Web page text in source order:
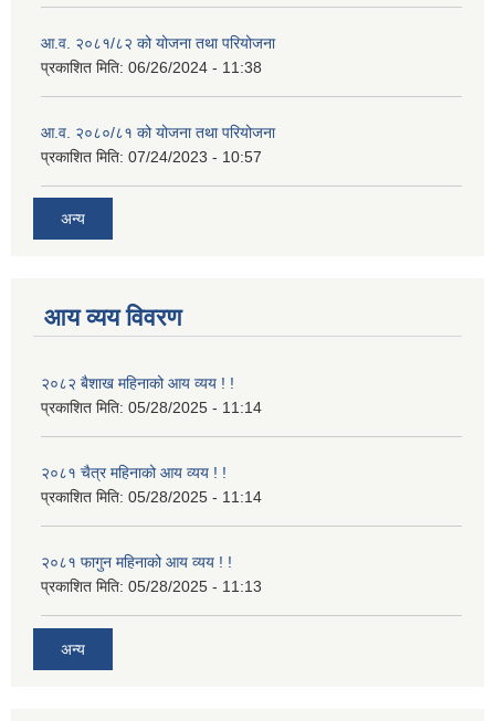
आ.व. २०८१/८२ को योजना तथा परियोजना
प्रकाशित मिति: 06/26/2024 - 11:38
आ.व. २०८०/८१ को योजना तथा परियोजना
प्रकाशित मिति: 07/24/2023 - 10:57
अन्य
आय व्यय विवरण
२०८२ बैशाख महिनाको आय व्यय ! !
प्रकाशित मिति: 05/28/2025 - 11:14
२०८१ चैत्र महिनाको आय व्यय ! !
प्रकाशित मिति: 05/28/2025 - 11:14
२०८१ फागुन महिनाको आय व्यय ! !
प्रकाशित मिति: 05/28/2025 - 11:13
अन्य